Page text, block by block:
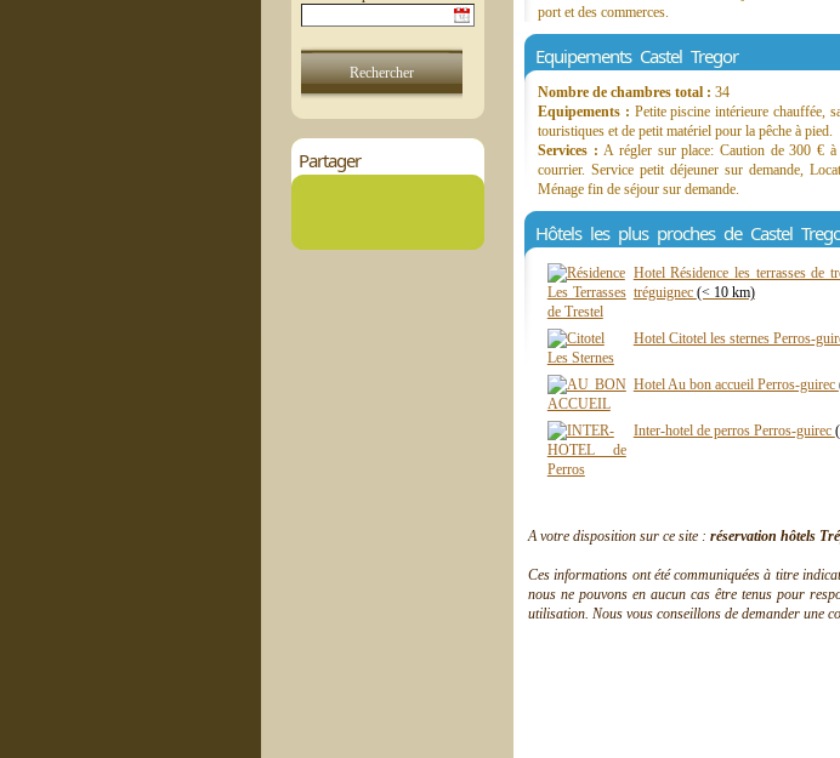
Partager
port et des commerces.
Equipements Castel Tregor
Nombre de chambres total : 34
Equipements : Petite piscine intérieure chauffée,
touristiques et de petit matériel pour la pêche à pied.
Services :A régler sur place: Caution de 300 € à
courrier. Service petit déjeuner sur demande,
Ménage fin de séjour sur demande.
Hôtels les plus proches de Castel
Hotel Résidence les terrasses de
tréguignec (< 10 km)
Hotel Citotel les sternes Perros-
Hotel Au bon accueil Perros-guirec
Inter-hotel de perros Perros-guirec
A votre disposition sur ce site : réservation hôtels
Ces informations ont été communiquées à titre
nous ne pouvons en aucun cas être tenus pour
utilisation. Nous vous conseillons de demander une